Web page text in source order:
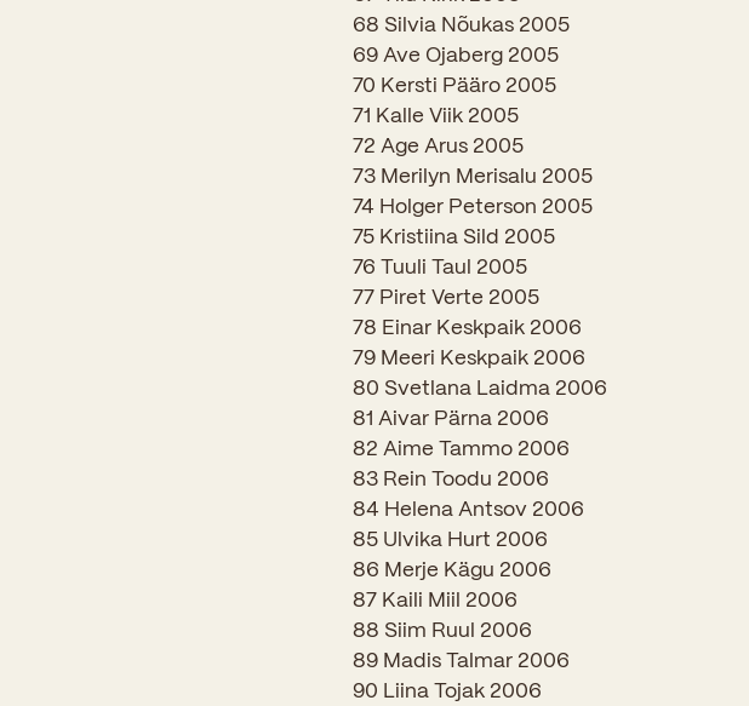
68 Silvia Nõukas 2005
69 Ave Ojaberg 2005
70 Kersti Pääro 2005
71 Kalle Viik 2005
72 Age Arus 2005
73 Merilyn Merisalu 2005
74 Holger Peterson 2005
75 Kristiina Sild 2005
76 Tuuli Taul 2005
77 Piret Verte 2005
78 Einar Keskpaik 2006
79 Meeri Keskpaik 2006
80 Svetlana Laidma 2006
81 Aivar Pärna 2006
82 Aime Tammo 2006
83 Rein Toodu 2006
84 Helena Antsov 2006
85 Ulvika Hurt 2006
86 Merje Kägu 2006
87 Kaili Miil 2006
88 Siim Ruul 2006
89 Madis Talmar 2006
90 Liina Tojak 2006